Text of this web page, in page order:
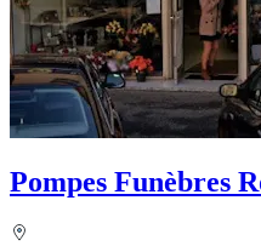
Pompes Funèbres